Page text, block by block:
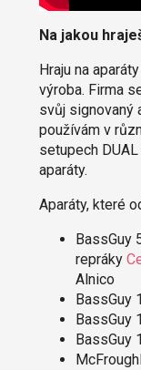
Na jakou
Hraju na
výroba. Firma
svůj signovaný
používám v
setupech
aparáty.
Aparáty, které
BassGuy
repráky
Alnico
BassGuy
BassGuy
BassGuy